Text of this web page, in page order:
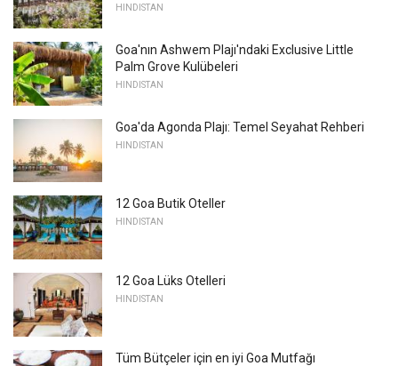
HINDISTAN
Goa'nın Ashwem Plajı'ndaki Exclusive Little
Palm Grove Kulübeleri
HINDISTAN
Goa'da Agonda Plajı: Temel Seyahat Rehberi
HINDISTAN
12 Goa Butik Oteller
HINDISTAN
12 Goa Lüks Otelleri
HINDISTAN
Tüm Bütçeler için en iyi Goa Mutfağı